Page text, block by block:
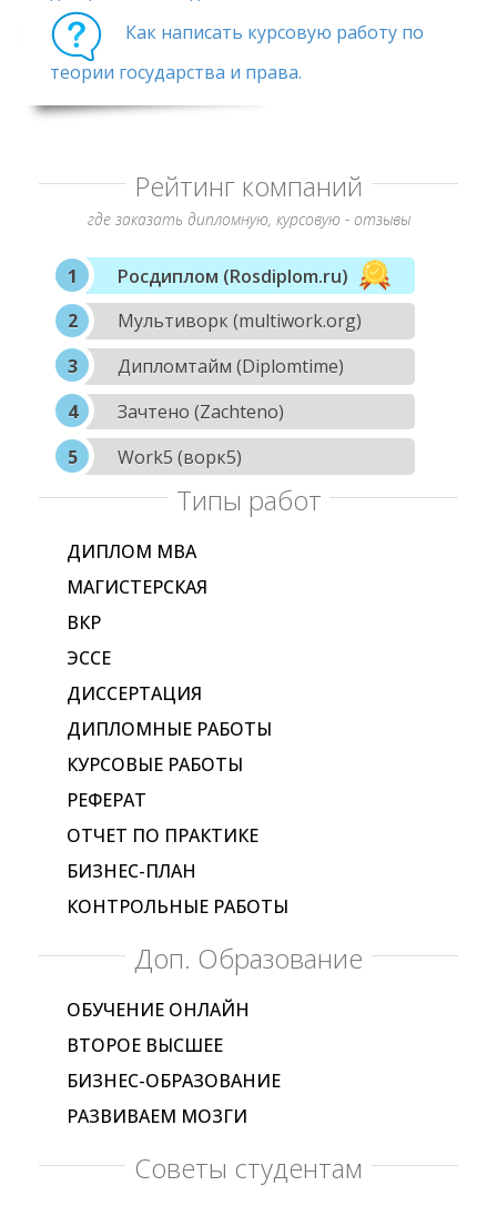
Как написать курсовую работу по
теории государства и права.
Рейтинг компаний
где заказать дипломную, курсовую - отзывы
Росдиплом (Rosdiplom.ru)
Мультиворк (multiwork.org)
Дипломтайм (Diplomtime)
Зачтено (Zachteno)
Work5 (ворк5)
Типы работ
ДИПЛОМ МВА
МАГИСТЕРСКАЯ
ВКР
ЭССЕ
ДИССЕРТАЦИЯ
ДИПЛОМНЫЕ РАБОТЫ
КУРСОВЫЕ РАБОТЫ
РЕФЕРАТ
ОТЧЕТ ПО ПРАКТИКЕ
БИЗНЕС-ПЛАН
КОНТРОЛЬНЫЕ РАБОТЫ
Доп. Образование
ОБУЧЕНИЕ ОНЛАЙН
ВТОРОЕ ВЫСШЕЕ
БИЗНЕС-ОБРАЗОВАНИЕ
РАЗВИВАЕМ МОЗГИ
Советы студентам